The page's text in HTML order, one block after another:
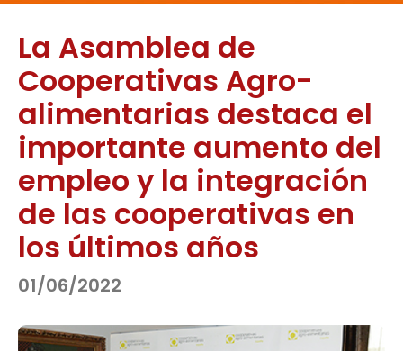
La Asamblea de
Cooperativas Agro-
alimentarias destaca el
importante aumento del
empleo y la integración
de las cooperativas en
los últimos años
01/06/2022